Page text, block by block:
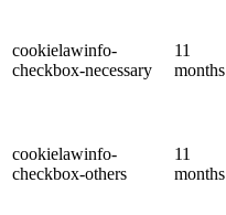
cookielawinfo-
checkbox-necessary
11
months
cookielawinfo-
checkbox-others
11
months